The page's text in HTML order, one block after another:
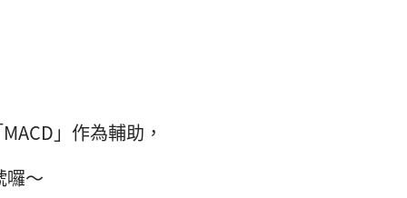
」作為輔助，
囉～